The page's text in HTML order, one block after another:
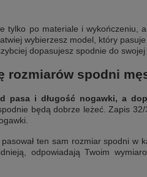
tylko po materiale i wykończeniu,
wybierzesz model, który
dopasujesz spodnie do
rozmiarów spodni
pasa i długość nogawki, a
będą dobrze leżeć. Zapis
ten sam rozmiar spodni
odpowiadają Twoim